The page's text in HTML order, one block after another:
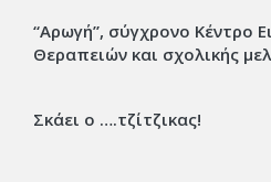
“Αρωγή”, σύγχρονο Κέντρο
Θεραπειών και σχολικής
Σκάει ο ….τζίτζικας!